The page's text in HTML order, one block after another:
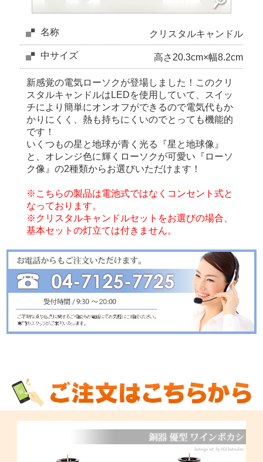
名称 クリスタルキャンドル
中サイズ 高さ20.3cm×幅8.2cm
新感覚の電気ローソクが登場しました！このクリ
スタルキャンドルはLEDを使用していて、スイッ
チにより簡単にオンオフができるので電気代もか
かりにくく、熱も持ちにくいのでとっても機能的
です！
いくつもの星と地球が青く光る『星と地球像』
と、オレンジ色に輝くローソクが可愛い『ローソ
ク像』の2種類からお選びいただけます！
※こちらの製品は電池式ではなくコンセント式と
なっております。
※クリスタルキャンドルセットをお選びの場合、
基本セットの灯立ては付きません。